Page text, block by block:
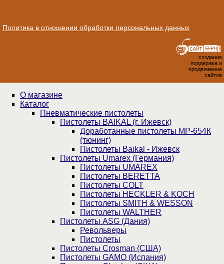
Политика в отношении обработки персональных данных
создание
поддержка и
продвижение
сайтов
О магазине
Каталог
Пнев­ма­ти­чес­кие пистолеты
Пистолеты BAIKAL (г. Ижевск)
Доработанные пистолеты МР-654К
(тюнинг)
Пистолеты Baikal - Ижевск
Пистолеты Umarex (Германия)
Пистолеты UMAREX
Пистолеты BERETTA
Пистолеты COLT
Пистолеты HECKLER & KOCH
Пистолеты SMITH & WESSON
Пистолеты WALTHER
Пистолеты ASG (Дания)
Револьверы
Пистолеты
Пистолеты Crosman (США)
Пистолеты GAMO (Испания)